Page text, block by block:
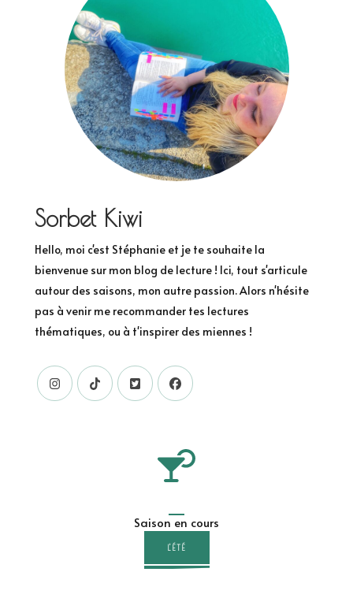
Sorbet Kiwi
Hello, moi c'est Stéphanie et je te souhaite la
bienvenue sur mon blog de lecture ! Ici, tout s'articule
autour des saisons, mon autre passion. Alors n'hésite
pas à venir me recommander tes lectures
thématiques, ou à t'inspirer des miennes !
Saison en cours
L'ÉTÉ